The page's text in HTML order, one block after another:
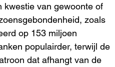
kwestie van gewoonte of
zoals
op 153 miljoen
populairder, terwijl de
dat afhangt van de